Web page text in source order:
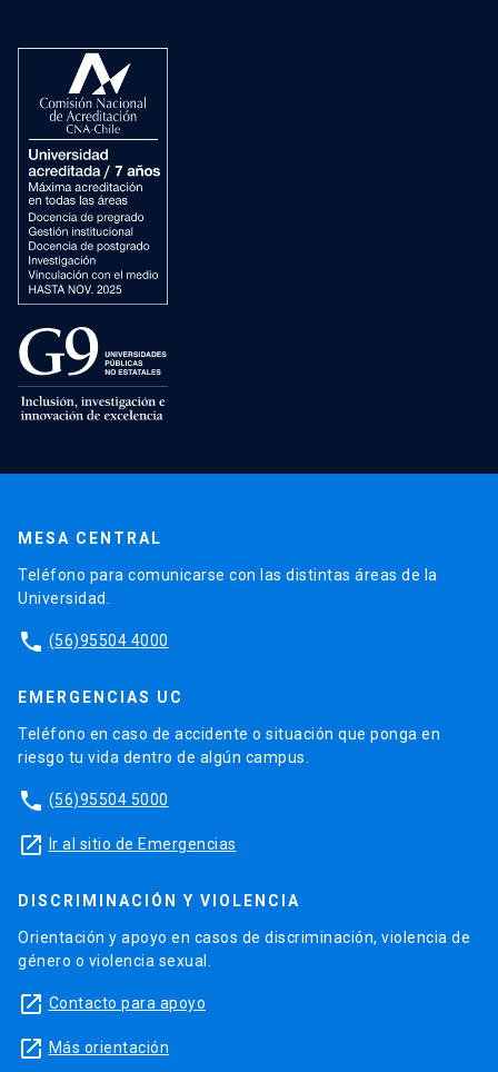
MESA CENTRAL
Teléfono para comunicarse con las distintas áreas de la
Universidad.
phone (56)95504 4000
EMERGENCIAS UC
Teléfono en caso de accidente o situación que ponga en
riesgo tu vida dentro de algún campus.
phone (56)95504 5000
launch Ir al sitio de Emergencias
DISCRIMINACIÓN Y VIOLENCIA
Orientación y apoyo en casos de discriminación, violencia de
género o violencia sexual.
launch Contacto para apoyo
launch Más orientación